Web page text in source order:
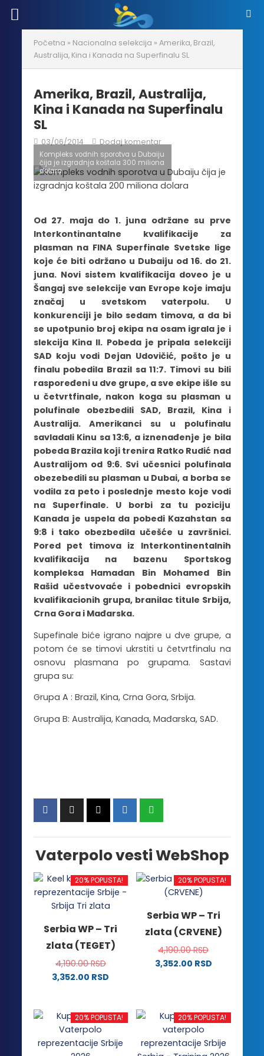
Početna » Nacionalna selekcija » Amerika, Brazil,
Australija, Kina i Kanada na Superfinalu SL
Amerika, Brazil, Australija,
Kina i Kanada na Superfinalu
SL
03/06/2014 Dodaj komentar
Kompleks vodnih sporotva u Dubaiju
čija je izgradnja koštala 300 miliona
dolara
Od 27. maja do 1. juna održane su prve
Interkontinantalne kvalifikacije za
plasman na FINA Superfinale Svetske lige
koje će biti održano u Dubaiju od 16. do 21.
juna. Novi sistem kvalifikacija doveo je u
Šangaj sve selekcije van Evrope koje imaju
značaj u svetskom vaterpolu. U
konkurenciji je bilo sedam timova, a da bi
se upotpunio broj ekipa na osam igrala je i
slekcija Kina II. Pobeda je pripala selekciji
SAD koju vodi Dejan Udovičić, pošto je u
finalu pobedila Brazil sa 11:7. Timovi su bili
raspoređeni u dve grupe, a sve ekipe išle su
u četvrtfinale, nakon koga su plasman u
polufinale obezbedili SAD, Brazil, Kina i
Australija. Amerikanci su u polufinalu
savladali Kinu sa 13:6, a iznenađenje je bila
pobeda Brazila koji trenira Ratko Rudić nad
Australijom od 9:6. Svi učesnici polufinala
obezebedili su plasman u Dubai, a borba se
vodila za peto i poslednje mesto koje vodi
na Superfinale. U borbi za tu poziciju
Kanada je uspela da pobedi Kazahstan sa
9:8 i tako obezbedila učešće u završnici.
Pored pet timova iz Interkontinentalnih
kvalifikacija na bazenu Sportskog
kompleksa Hamadan Bin Mohamed Bin
Rašid učestvovaće i pobednici evropskih
kvalifikacionih grupa, branilac titule Srbija,
Crna Gora i Mađarska.
Supefinale biće igrano najpre u dve grupe, a
potom će se timovi ukrstiti u četvrtfinalu na
osnovu plasmana po grupama. Sastavi
grupa su:
Grupa A : Brazil, Kina, Crna Gora, Srbija.
Grupa B: Australija, Kanada, Mađarska, SAD.
Vaterpolo vesti WebShop
20% POPUSTA!
Serbia WP – Tri
zlata (TEGET)
4,190.00RSD
3,352.00 RSD
ima
više
varijanti.
20% POPUSTA!
Serbia WP – Tri
zlata (CRVENE)
4,190.00RSD
3,352.00 RSD
više
varijanti.
Opcije
20% POPUSTA! 20% POPUSTA!